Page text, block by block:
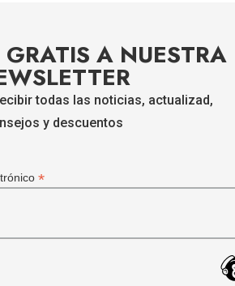
A NUESTRA
todas las noticias, actualizad,
y descuentos
*